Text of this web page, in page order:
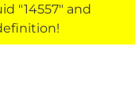
"14557" and